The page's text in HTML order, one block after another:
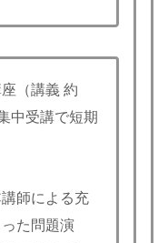
（講義 約
中受講で短期
師による充
た問題演